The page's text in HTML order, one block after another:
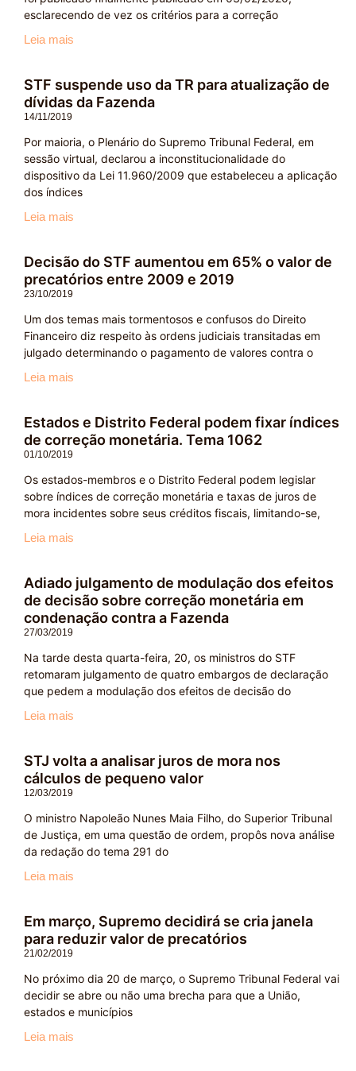
esclarecendo de vez os critérios para a correção
Leia mais
STF suspende uso da TR para atualização de
dívidas da Fazenda
14/11/2019
Por maioria, o Plenário do Supremo Tribunal Federal, em
sessão virtual, declarou a inconstitucionalidade do
dispositivo da Lei 11.960/2009 que estabeleceu a aplicação
dos índices
Leia mais
Decisão do STF aumentou em 65% o valor de
precatórios entre 2009 e 2019
23/10/2019
Um dos temas mais tormentosos e confusos do Direito
Financeiro diz respeito às ordens judiciais transitadas em
julgado determinando o pagamento de valores contra o
Leia mais
Estados e Distrito Federal podem fixar índices
de correção monetária. Tema 1062
01/10/2019
Os estados-membros e o Distrito Federal podem legislar
sobre índices de correção monetária e taxas de juros de
mora incidentes sobre seus créditos fiscais, limitando-se,
Leia mais
Adiado julgamento de modulação dos efeitos
de decisão sobre correção monetária em
condenação contra a Fazenda
27/03/2019
Na tarde desta quarta-feira, 20, os ministros do STF
retomaram julgamento de quatro embargos de declaração
que pedem a modulação dos efeitos de decisão do
Leia mais
STJ volta a analisar juros de mora nos
cálculos de pequeno valor
12/03/2019
O ministro Napoleão Nunes Maia Filho, do Superior Tribunal
de Justiça, em uma questão de ordem, propôs nova análise
da redação do tema 291 do
Leia mais
Em março, Supremo decidirá se cria janela
para reduzir valor de precatórios
21/02/2019
No próximo dia 20 de março, o Supremo Tribunal Federal vai
decidir se abre ou não uma brecha para que a União,
estados e municípios
Leia mais